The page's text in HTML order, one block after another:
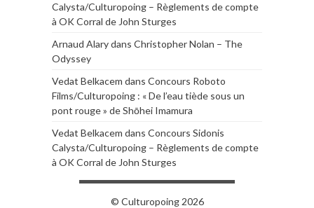
Calysta/Culturopoing – Règlements de compte
à OK Corral de John Sturges
Arnaud Alarydans Christopher Nolan – The
Odyssey
Vedat Belkacem dans Concours Roboto
Films/Culturopoing : « De l’eau tiède sous un
pont rouge » de Shōhei Imamura
Vedat Belkacem dans Concours Sidonis
Calysta/Culturopoing – Règlements de compte
à OK Corral de John Sturges
© Culturopoing 2026